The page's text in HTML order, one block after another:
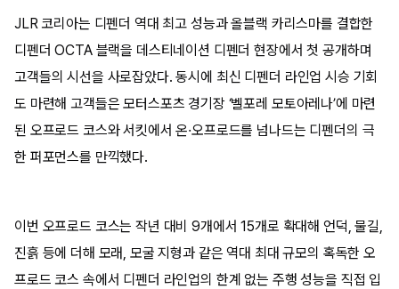
JLR 코리아는 디펜더 역대 최고 성능과 올블랙 카리스마를 결합한
디펜더 OCTA 블랙을 데스티네이션 디펜더 현장에서 첫 공개하며
고객들의 시선을 사로잡았다. 동시에 최신 디펜더 라인업 시승 기회
도 마련해 고객들은 모터스포츠 경기장 ‘벨포레 모토아레나’에 마련
된 오프로드 코스와 서킷에서 온·오프로드를 넘나드는 디펜더의 극
한 퍼포먼스를 만끽했다.
이번 오프로드 코스는 작년 대비 9개에서 15개로 확대해 언덕, 물길,
진흙 등에 더해 모래, 모굴 지형과 같은 역대 최대 규모의 혹독한 오
프로드 코스 속에서 디펜더 라인업의 한계 없는 주행 성능을 직접 입